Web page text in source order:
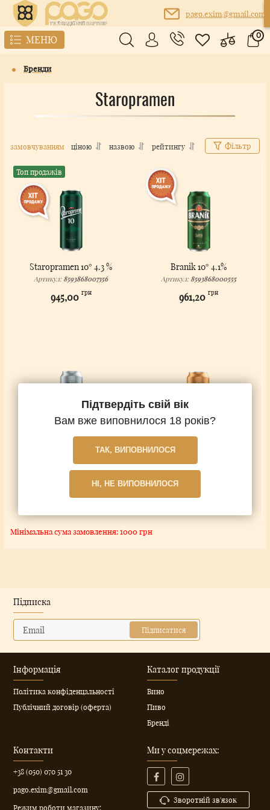
pago.exim@gmail.com
МЕНЮ 0
Бренди
Staropramen
замовчуванням ціною назвою рейтингу Фільтр
Топ продажів
Staropramen 10° 4.3 %
Артикул: 8593868007356
945,00 грн
Branik 10° 4.1%
Артикул: 8593868000555
961,20 грн
грн
Branik 12° 5,2%
Мінімальна сума замовлення: 1000 грн
Підписка
Підписатися
Інформація
Політика конфіденцальності
Публічний договір (оферта)
Каталог продукції
Вино
Пиво
Бренді
Контакти
+38 (050) 070 51 30
pago.exim@gmail.com
Режим роботи магазину:
Ми у соцмережах:
Зворотній зв'язок
Підтвердіть свій вік
Вам вже виповнилося 18 років?
ТАК, ВИПОВНИЛОСЯ
НІ, НЕ ВИПОВНИЛОСЯ